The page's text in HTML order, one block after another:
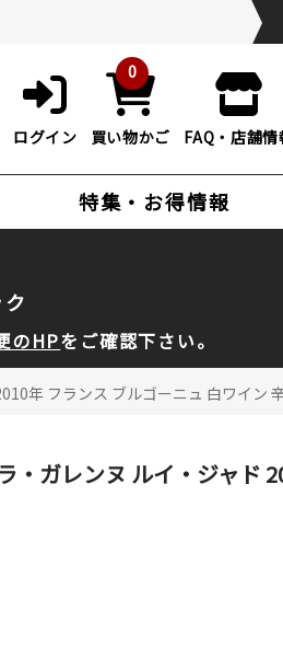
ログイン
0
買い物かご FAQ・店舗情
特集・お得情報
のHPをご確認下さい。
年 フランス ブルゴーニュ 白ワイン
・ガレンヌ ルイ・ジャド